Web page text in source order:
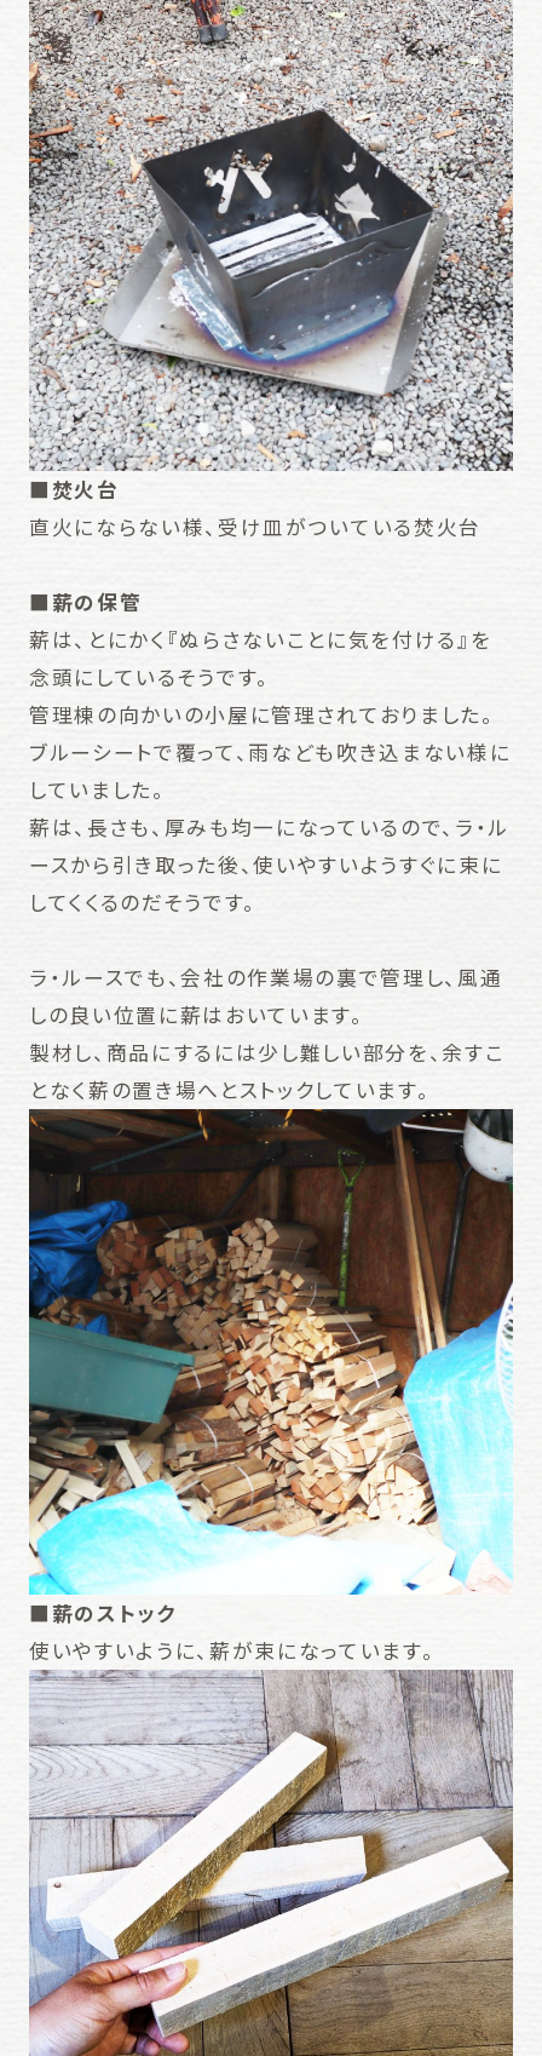
■焚火台
直火にならない様、受け皿がついている焚火台
■薪の保管
薪は、とにかく『ぬらさないことに気を付ける』を
念頭にしているそうです。
管理棟の向かいの小屋に管理されておりました。
ブルーシートで覆って、雨なども吹き込まない様に
していました。
薪は、長さも、厚みも均一になっているので、ラ・ル
ースから引き取った後、使いやすいようすぐに束に
してくくるのだそうです。
ラ・ルースでも、会社の作業場の裏で管理し、風通
しの良い位置に薪はおいています。
製材し、商品にするには少し難しい部分を、余すこ
となく薪の置き場へとストックしています。
■薪のストック
使いやすいように、薪が束になっています。